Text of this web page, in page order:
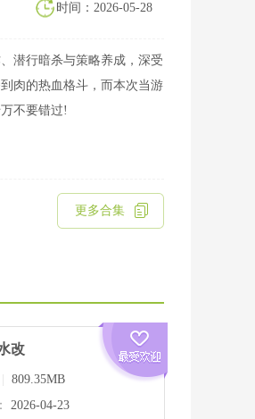
时间：2026-05-28
潜行暗杀与策略养成，深受
肉的热血格斗，而本次当游
不要错过!
更多合集
改
809.35MB
2026-04-23